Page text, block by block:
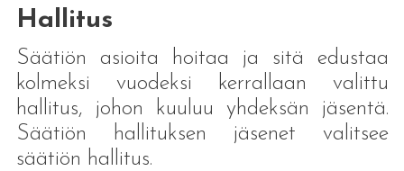
Hallitus
Säätiön asioita hoitaa ja sitä edustaa
kolmeksi vuodeksi kerrallaan valittu
hallitus, johon kuuluu yhdeksän jäsentä.
Säätiön hallituksen jäsenet valitsee
säätiön hallitus.